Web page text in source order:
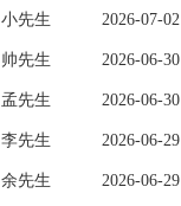
小先生 2026-07-02
帅先生 2026-06-30
孟先生 2026-06-30
李先生 2026-06-29
余先生 2026-06-29